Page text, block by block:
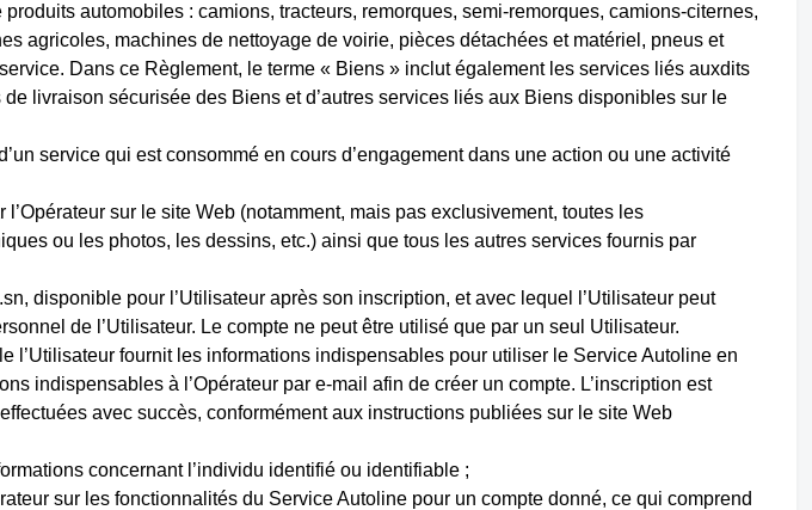
automobiles : camions, tracteurs, remorques, semi-remorques, camions-citernes,
agricoles, machines de nettoyage de voirie, pièces détachées et matériel, pneus et
Dans ce Règlement, le terme « Biens » inclut également les services liés auxdits
livraison sécurisée des Biens et d’autres services liés aux Biens disponibles sur le
service qui est consommé en cours d’engagement dans une action ou une activité
sur le site Web (notamment, mais pas exclusivement, toutes les
ou les photos, les dessins, etc.) ainsi que tous les autres services fournis par
disponible pour l’Utilisateur après son inscription, et avec lequel l’Utilisateur peut
de l’Utilisateur. Le compte ne peut être utilisé que par un seul Utilisateur.
l’Utilisateur fournit les informations indispensables pour utiliser le Service Autoline en
indispensables à l’Opérateur par e-mail afin de créer un compte. L’inscription est
avec succès, conformément aux instructions publiées sur le site Web
concernant l’individu identifié ou identifiable ;
sur les fonctionnalités du Service Autoline pour un compte donné, ce qui comprend